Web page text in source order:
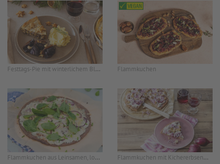
Festtags-Pie mit winterlichem Blaukraut und Sellerie-Kartoffel-Püree Flammkuchen
Flammkuchen aus Leinsamen, low carb Flammkuchen mit Kichererbsenmehl und Räuchertofu